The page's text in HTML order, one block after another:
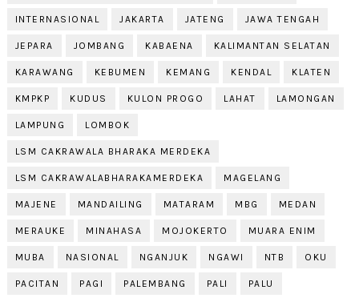
INTERNASIONAL JAKARTA JATENG JAWA TENGAH
JEPARA JOMBANG KABAENA KALIMANTAN SELATAN
KARAWANG KEBUMEN KEMANG KENDAL KLATEN
KMPKP KUDUS KULON PROGO LAHAT LAMONGAN
LAMPUNG LOMBOK
LSM CAKRAWALA BHARAKA MERDEKA
LSM CAKRAWALABHARAKAMERDEKA MAGELANG
MAJENE MANDAILING MATARAM MBG MEDAN
MERAUKE MINAHASA MOJOKERTO MUARA ENIM
MUBA NASIONAL NGANJUK NGAWI NTB OKU
PACITAN PAGI PALEMBANG PALI PALU